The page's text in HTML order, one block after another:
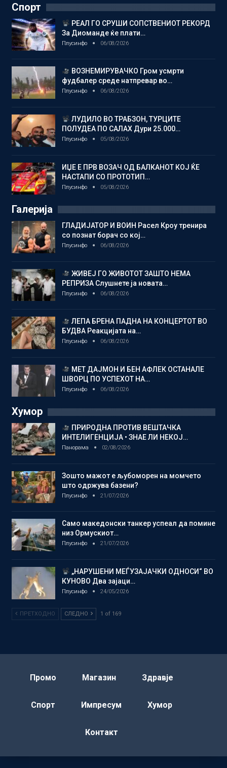
Спорт
РЕАЛ ГО СРУШИ СОПСТВЕНИОТ РЕКОРД
За Диоманде ќе плати…
Плусинфо 06/08/2026
ВОЗНЕМИРУВАЧКО Гром усмрти
фудбалер среде натпревар во…
Плусинфо 06/08/2026
ЛУДИЛО ВО ТРАБЗОН, ТУРЦИТЕ
ПОЛУДЕА ПО САЛАХ Дури 25.000…
Плусинфо 05/08/2026
ИЏЕ Е ПРВ ВОЗАЧ ОД БАЛКАНОТ КОЈ ЌЕ
НАСТАПИ СО ПРОТОТИП…
Плусинфо 05/08/2026
Галерија
ГЛАДИЈАТОР И ВОИН Расел Кроу тренира
со познат борач со кој…
Плусинфо 06/08/2026
ЖИВЕЈ ГО ЖИВОТОТ ЗАШТО НЕМА
РЕПРИЗА Слушнете ја новата…
Плусинфо 06/08/2026
ЛЕПА БРЕНА ПАДНА НА КОНЦЕРТОТ ВО
БУДВА Реакцијата на…
Плусинфо 06/08/2026
МЕТ ДАЈМОН И БЕН АФЛЕК ОСТАНАЛЕ
ШВОРЦ ПО УСПЕХОТ НА…
Плусинфо 06/08/2026
Хумор
ПРИРОДНА ПРОТИВ ВЕШТАЧКА
ИНТЕЛИГЕНЦИЈА • ЗНАЕ ЛИ НЕКОЈ…
Панорама 02/08/2026
Зошто мажот е љубоморен на момчето
што одржува базени?
Плусинфо 21/07/2026
Само македонски танкер успеал да помине
низ Ормускиот…
Плусинфо 21/07/2026
„НАРУШЕНИ МЕЃУЗАЈАЧКИ ОДНОСИ“ ВО
КУНОВО Два зајаци…
Плусинфо 24/05/2026
ПРЕТХОДНО СЛЕДНО 1 of 169
Промо Магазин Здравје
Спорт Импресум Хумор
Контакт